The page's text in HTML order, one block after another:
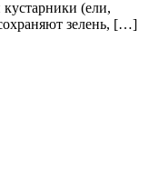
(ели,
зелень, […]